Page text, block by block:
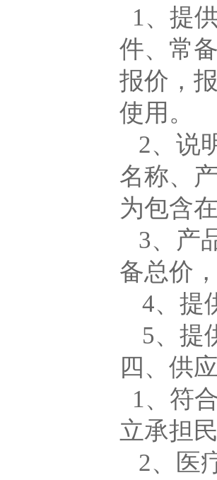
1、提
件、常
报价，
使用。
2、说
名称、
为包含
3、产
备总价
4、 提
5、 提
四、供
1、符
立承担
2、医